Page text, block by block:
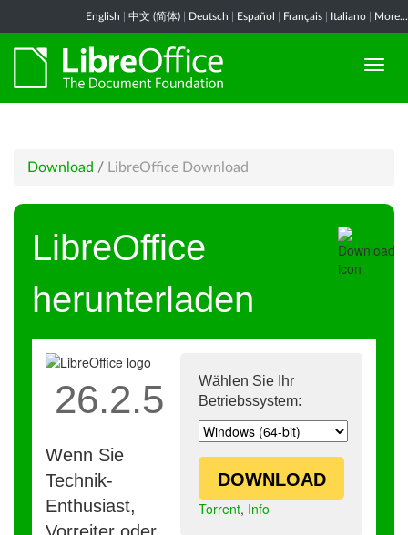
English 中文 (简体) Deutsch Español Français Italiano More...
Download / LibreOffice Download
LibreOffice
herunterladen
Wählen Sie Ihr
Betriebssystem:
DOWNLOAD
Torrent, Info
26.2.5
Wenn Sie
Technik-
Enthusiast,